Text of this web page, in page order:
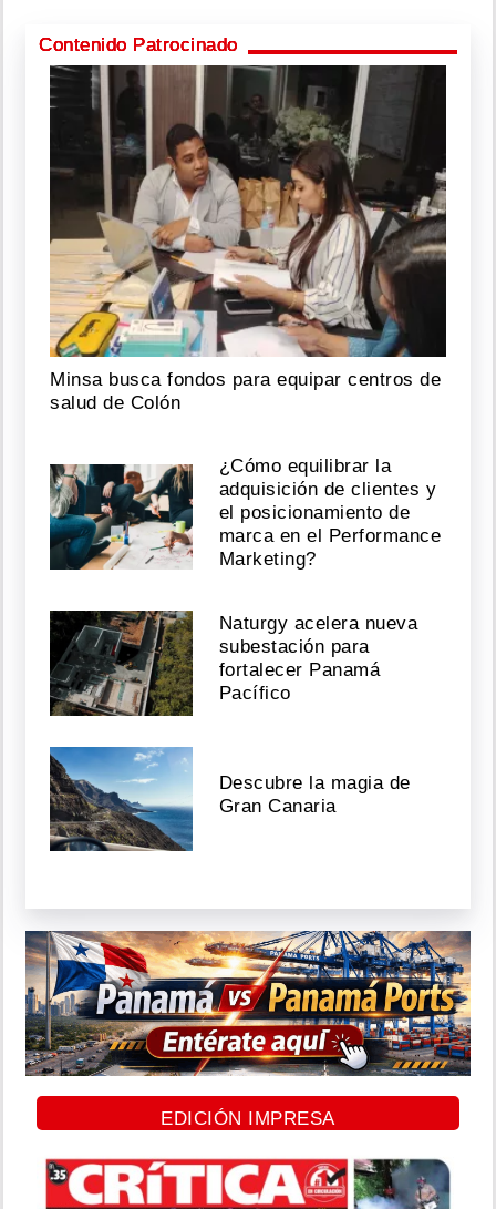
Contenido Patrocinado
Minsa busca fondos para equipar centros de
salud de Colón
¿Cómo equilibrar la
adquisición de clientes y
el posicionamiento de
marca en el Performance
Marketing?
Naturgy acelera nueva
subestación para
fortalecer Panamá
Pacífico
Descubre la magia de
Gran Canaria
EDICIÓN IMPRESA